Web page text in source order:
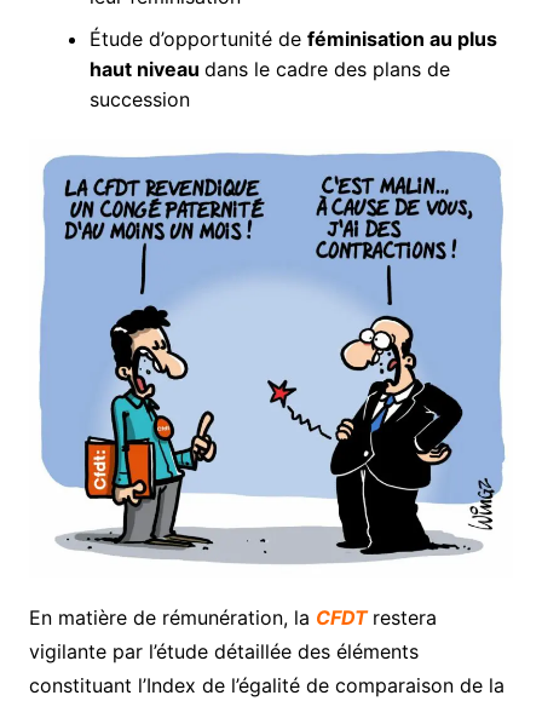
Étude d’opportunité de féminisation au plus
haut niveau dans le cadre des plans de
succession
En matière de rémunération, la CFDT restera
vigilante par l’étude détaillée des éléments
constituant l’Index de l’égalité de comparaison de la